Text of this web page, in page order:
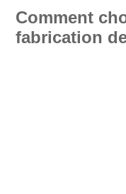
Comment
fabrication